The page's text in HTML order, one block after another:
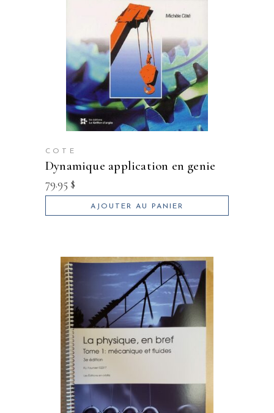
COTE
dynamique application en genie
79.95 $
AJOUTER AU PANIER